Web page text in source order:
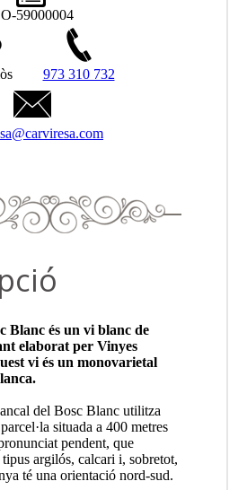
59000004
973 310 732
Blanc és un vi blanc de
elaborat per Vinyes
vi és un monovarietal
del Bosc Blanc utilitza
situada a 400 metres
pendent, que
tipus argilós, calcari i, sobretot,
té una orientació nord-sud.